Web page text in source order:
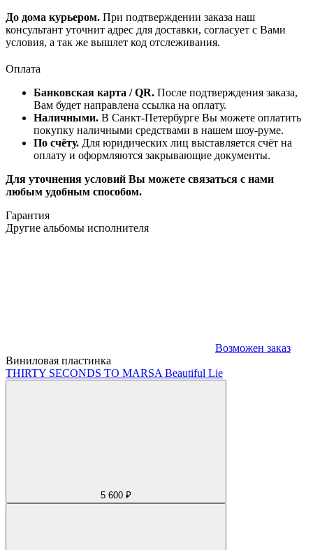
До дома курьером. При подтверждении заказа наш
консультант уточнит адрес для доставки, согласует с Вами
условия, а так же вышлет код отслеживания.
Оплата
Банковская карта / QR. После подтверждения заказа,
Вам будет направлена ссылка на оплату.
Наличными. В Санкт-Петербурге Вы можете оплатить
покупку наличными средствами в нашем шоу-руме.
По счёту. Для юридических лиц выставляется счёт на
оплату и оформляются закрывающие документы.
Для уточнения условий Вы можете связаться с нами
любым удобным способом.
Гарантия
Другие альбомы исполнителя
Возможен заказ
Виниловая пластинка
THIRTY SECONDS TO MARSA Beautiful Lie
5 600 ₽